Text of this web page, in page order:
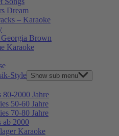
Dream
– Karaoke
Brown
Karaoke
Style Show sub menu
80-2000 Jahre
50-60 Jahre
70-80 Jahre
ab 2000
Karaoke